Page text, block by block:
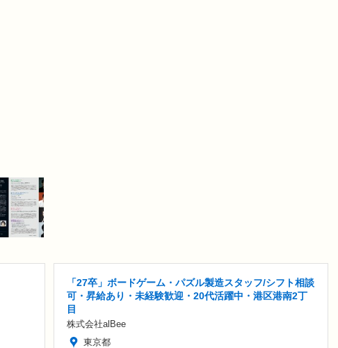
「27卒」ボードゲーム・パズル製造スタッフ/シフト相談
可・昇給あり・未経験歓迎・20代活躍中・港区港南2丁
目
株式会社alBee
東京都